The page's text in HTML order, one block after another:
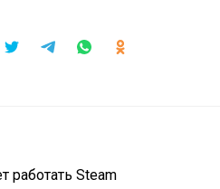
работать Steam